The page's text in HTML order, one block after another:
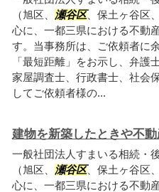
（旭区、 瀬谷区、保土ヶ谷区
心に、一都三県における不動
す。当事務所は、ご依頼者に
「最短距離」をお示し、弁護
家屋調査士、行政書士、社会
してご依頼者様の...
建物を新築したときや不
一般社団法人すまいる相続・
（旭区、 瀬谷区、保土ヶ谷区
心に、一都三県における不動